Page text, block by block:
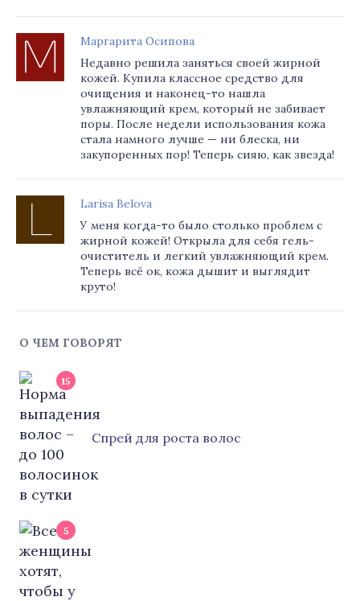
Маргарита Осипова
Недавно решила заняться своей жирной
кожей. Купила классное средство для
очищения и наконец-то нашла
увлажняющий крем, который не забивает
поры. После недели использования кожа
стала намного лучше — ни блеска, ни
закупоренных пор! Теперь сияю, как звезда!
Larisa Belova
У меня когда-то было столько проблем с
жирной кожей! Открыла для себя гель-
очиститель и легкий увлажняющий крем.
Теперь всё ок, кожа дышит и выглядит
круто!
О ЧЕМ ГОВОРЯТ
15
Cпрей для роста волос
5